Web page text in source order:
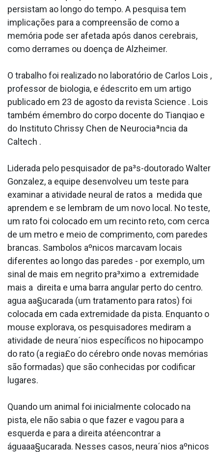
persistam ao longo do tempo. A pesquisa tem
implicações para a compreensão de como a
memória pode ser afetada após danos cerebrais,
como derrames ou doença de Alzheimer.
O trabalho foi realizado no laboratório de Carlos Lois ,
professor de biologia, e édescrito em um artigo
publicado em 23 de agosto da revista Science . Lois
também émembro do corpo docente do Tianqiao e
do Instituto Chrissy Chen de Neurociaªncia da
Caltech .
Liderada pelo pesquisador de pa³s-doutorado Walter
Gonzalez, a equipe desenvolveu um teste para
examinar a atividade neural de ratos a medida que
aprendem e se lembram de um novo local. No teste,
um rato foi colocado em um recinto reto, com cerca
de um metro e meio de comprimento, com paredes
brancas. Sa­mbolos aºnicos marcavam locais
diferentes ao longo das paredes - por exemplo, um
sinal de mais em negrito pra³ximo a extremidade
mais a direita e uma barra angular perto do centro.
agua aa§ucarada (um tratamento para ratos) foi
colocada em cada extremidade da pista. Enquanto o
mouse explorava, os pesquisadores mediram a
atividade de neura´nios específicos no hipocampo
do rato (a regia£o do cérebro onde novas memórias
são formadas) que são conhecidas por codificar
lugares.
Quando um animal foi inicialmente colocado na
pista, ele não sabia o que fazer e vagou para a
esquerda e para a direita atéencontrar a
águaaa§ucarada. Nesses casos, neura´nios aºnicos